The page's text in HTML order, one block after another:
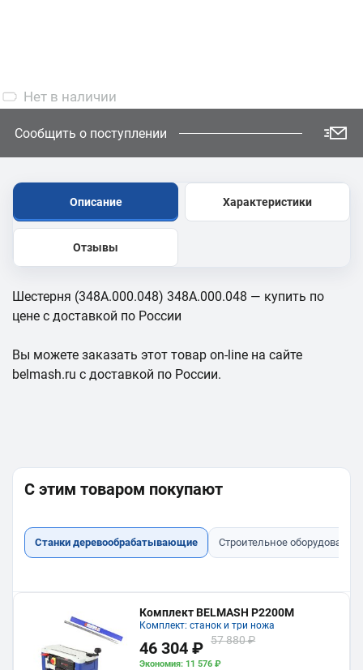
Нет в наличии
Сообщить о поступлении
Описание Характеристики
Отзывы
Шестерня (348А.000.048) 348А.000.048 — купить по
цене с доставкой по России
Вы можете заказать этот товар on-line на сайте
belmash.ru с доставкой по России.
С этим товаром покупают
Станки деревообрабатывающие Строительное оборудование
Комплект BELMASH P2200M
Комплект: станок и три ножа
46 304 ₽ 57 880 ₽
Экономия: 11 576 ₽